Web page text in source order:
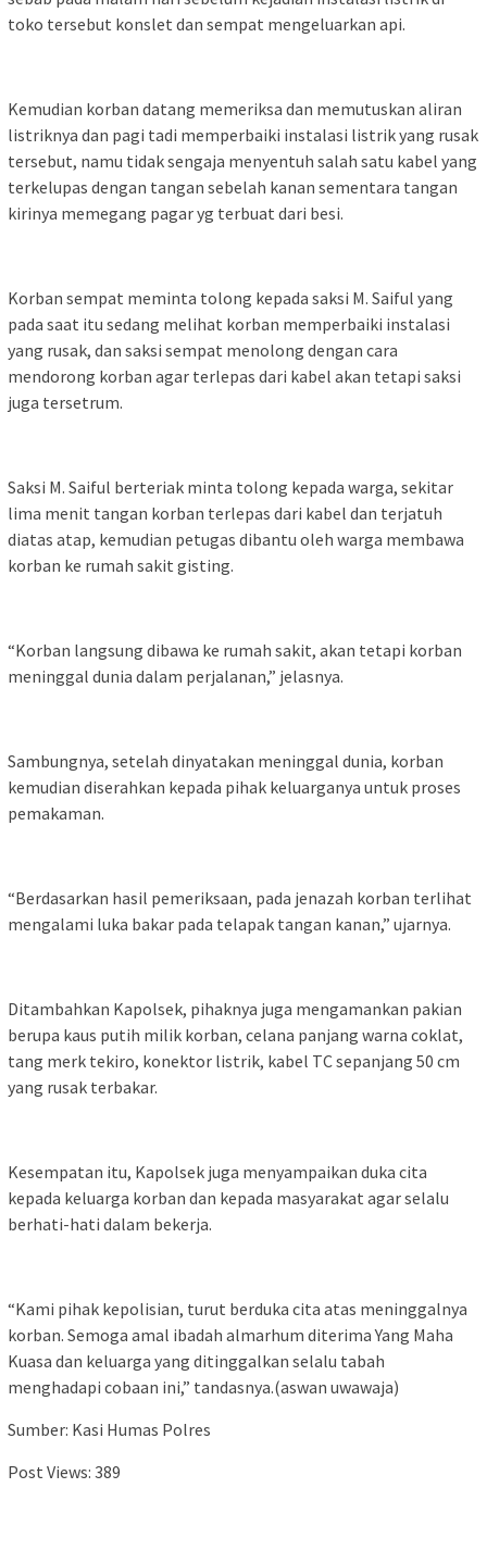
toko tersebut konslet dan sempat mengeluarkan api.
Kemudian korban datang memeriksa dan memutuskan aliran
listriknya dan pagi tadi memperbaiki instalasi listrik yang rusak
tersebut, namu tidak sengaja menyentuh salah satu kabel yang
terkelupas dengan tangan sebelah kanan sementara tangan
kirinya memegang pagar yg terbuat dari besi.
Korban sempat meminta tolong kepada saksi M. Saiful yang
pada saat itu sedang melihat korban memperbaiki instalasi
yang rusak, dan saksi sempat menolong dengan cara
mendorong korban agar terlepas dari kabel akan tetapi saksi
juga tersetrum.
Saksi M. Saiful berteriak minta tolong kepada warga, sekitar
lima menit tangan korban terlepas dari kabel dan terjatuh
diatas atap, kemudian petugas dibantu oleh warga membawa
korban ke rumah sakit gisting.
“Korban langsung dibawa ke rumah sakit, akan tetapi korban
meninggal dunia dalam perjalanan,” jelasnya.
Sambungnya, setelah dinyatakan meninggal dunia, korban
kemudian diserahkan kepada pihak keluarganya untuk proses
pemakaman.
“Berdasarkan hasil pemeriksaan, pada jenazah korban terlihat
mengalami luka bakar pada telapak tangan kanan,” ujarnya.
Ditambahkan Kapolsek, pihaknya juga mengamankan pakian
berupa kaus putih milik korban, celana panjang warna coklat,
tang merk tekiro, konektor listrik, kabel TC sepanjang 50 cm
yang rusak terbakar.
Kesempatan itu, Kapolsek juga menyampaikan duka cita
kepada keluarga korban dan kepada masyarakat agar selalu
berhati-hati dalam bekerja.
“Kami pihak kepolisian, turut berduka cita atas meninggalnya
korban. Semoga amal ibadah almarhum diterima Yang Maha
Kuasa dan keluarga yang ditinggalkan selalu tabah
menghadapi cobaan ini,” tandasnya.(aswan uwawaja)
Sumber: Kasi Humas Polres
Post Views: 389